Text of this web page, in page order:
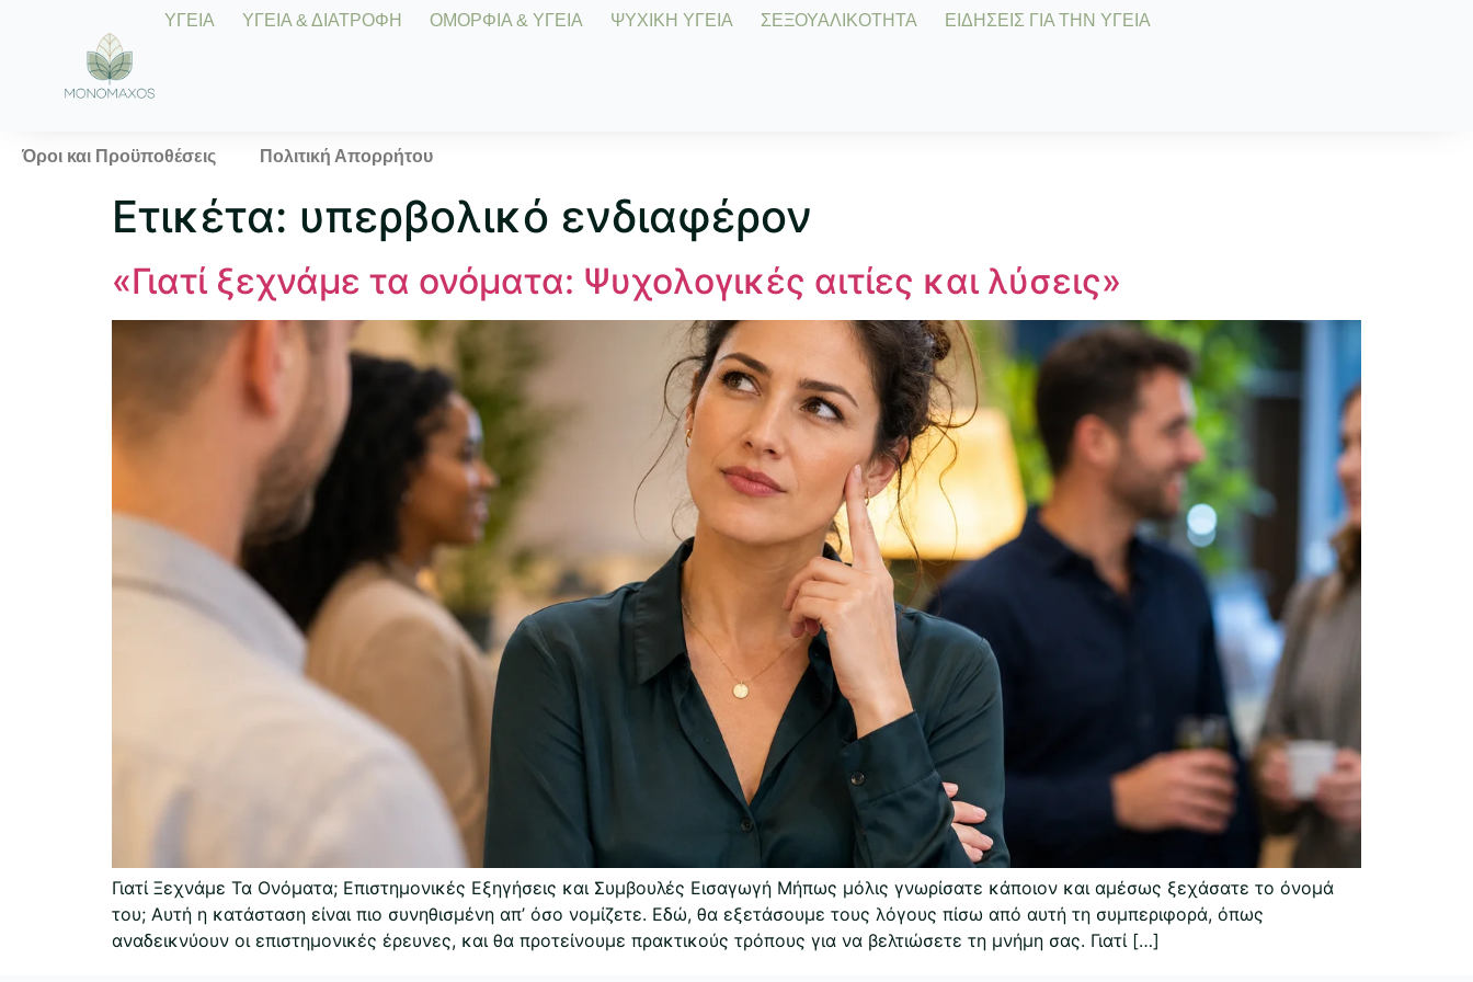
ΥΓΕΙΑ ΥΓΕΙΑ & ΔΙΑΤΡΟΦΗ ΟΜΟΡΦΙΑ & ΥΓΕΙΑ ΨΥΧΙΚΗ ΥΓΕΙΑ ΣΕΞΟΥΑΛΙΚΟΤΗΤΑ ΕΙΔΗΣΕΙΣ ΓΙΑ ΤΗΝ ΥΓΕΙΑ
Όροι και Προϋποθέσεις Πολιτική Απορρήτου
Ετικέτα: υπερβολικό ενδιαφέρον
«Γιατί ξεχνάμε τα ονόματα: Ψυχολογικές αιτίες και λύσεις»
Γιατί Ξεχνάμε Τα Ονόματα; Επιστημονικές Εξηγήσεις και Συμβουλές Εισαγωγή Μήπως μόλις γνωρίσατε κάποιον και αμέσως ξεχάσατε το όνομά
του; Αυτή η κατάσταση είναι πιο συνηθισμένη απ’ όσο νομίζετε. Εδώ, θα εξετάσουμε τους λόγους πίσω από αυτή τη συμπεριφορά, όπως
αναδεικνύουν οι επιστημονικές έρευνες, και θα προτείνουμε πρακτικούς τρόπους για να βελτιώσετε τη μνήμη σας. Γιατί […]